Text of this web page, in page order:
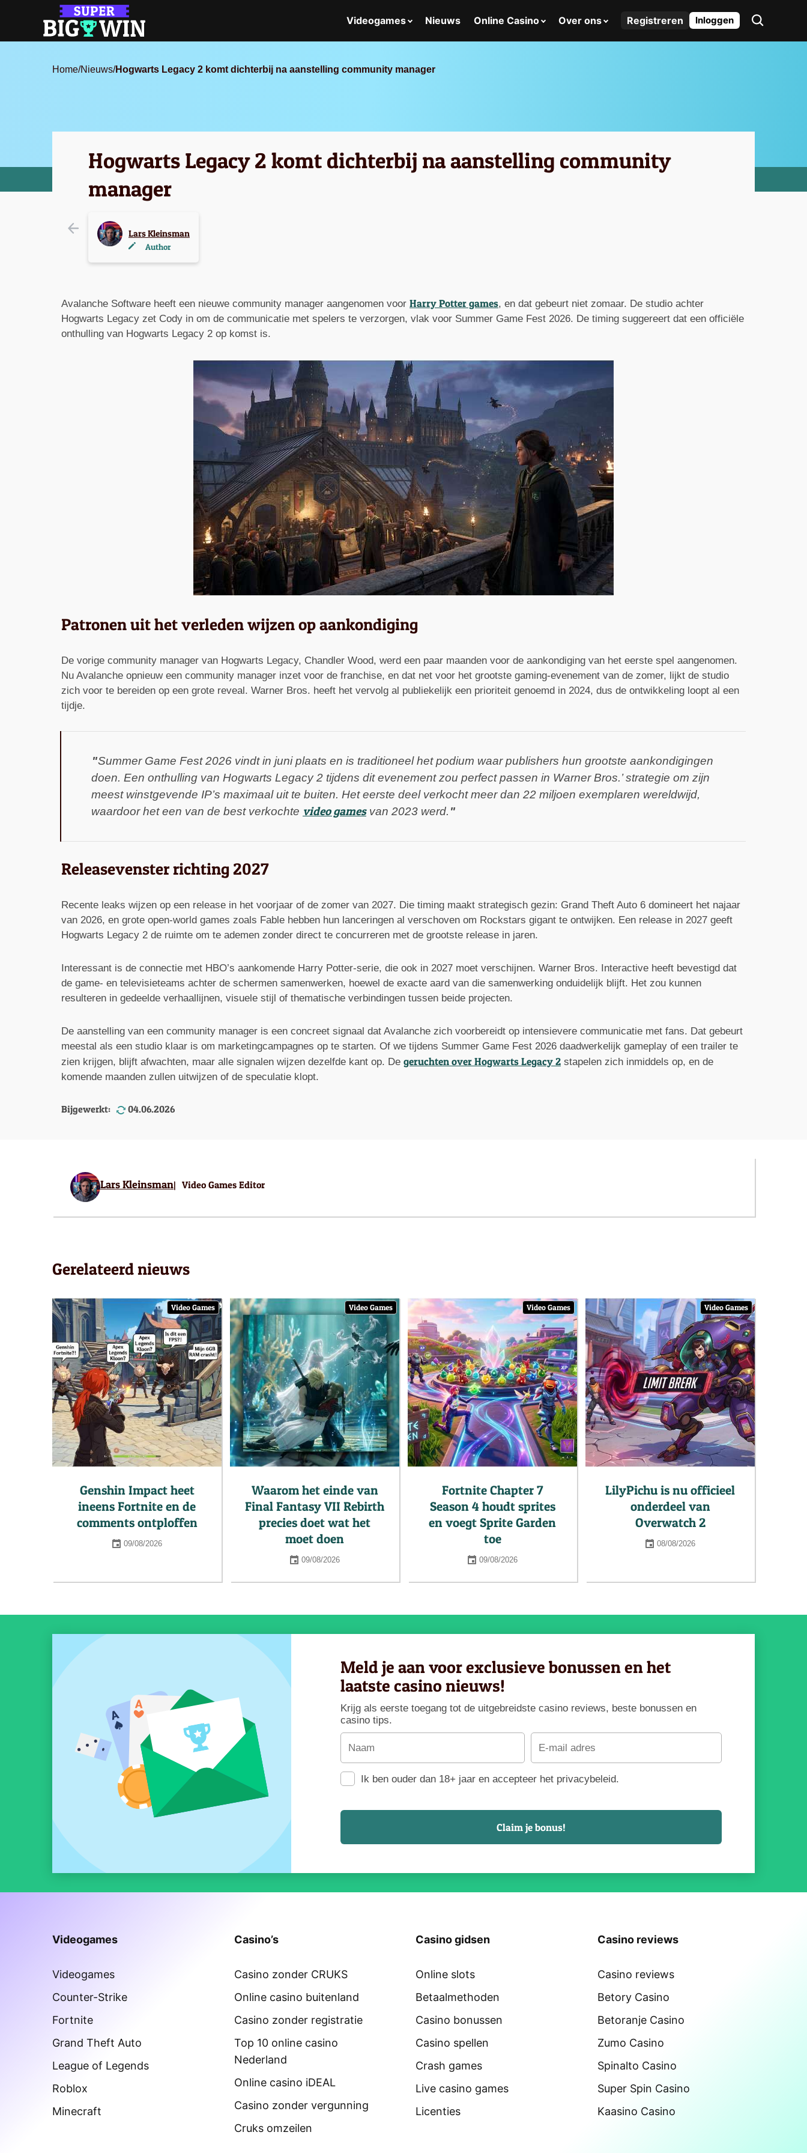
Videogames Nieuws Online Casino Over ons Registreren Inloggen
Home/Nieuws/Hogwarts Legacy 2 komt dichterbij na aanstelling community manager
Hogwarts Legacy 2 komt dichterbij na aanstelling community
manager
Lars Kleinsman
Author
Avalanche Software heeft een nieuwe community manager aangenomen voor Harry Potter games, en dat gebeurt niet zomaar. De studio achter
Hogwarts Legacy zet Cody in om de communicatie met spelers te verzorgen, vlak voor Summer Game Fest 2026. De timing suggereert dat een officiële
onthulling van Hogwarts Legacy 2 op komst is.
Patronen uit het verleden wijzen op aankondiging
De vorige community manager van Hogwarts Legacy, Chandler Wood, werd een paar maanden voor de aankondiging van het eerste spel aangenomen.
Nu Avalanche opnieuw een community manager inzet voor de franchise, en dat net voor het grootste gaming-evenement van de zomer, lijkt de studio
zich voor te bereiden op een grote reveal. Warner Bros. heeft het vervolg al publiekelijk een prioriteit genoemd in 2024, dus de ontwikkeling loopt al een
tijdje.
Summer Game Fest 2026 vindt in juni plaats en is traditioneel het podium waar publishers hun grootste aankondigingen
doen. Een onthulling van Hogwarts Legacy 2 tijdens dit evenement zou perfect passen in Warner Bros.’ strategie om zijn
meest winstgevende IP’s maximaal uit te buiten. Het eerste deel verkocht meer dan 22 miljoen exemplaren wereldwijd,
waardoor het een van de best verkochte video gamesvan 2023 werd.
Releasevenster richting 2027
Recente leaks wijzen op een release in het voorjaar of de zomer van 2027. Die timing maakt strategisch gezin: Grand Theft Auto 6 domineert het najaar
van 2026, en grote open-world games zoals Fable hebben hun lanceringen al verschoven om Rockstars gigant te ontwijken. Een release in 2027 geeft
Hogwarts Legacy 2 de ruimte om te ademen zonder direct te concurreren met de grootste release in jaren.
Interessant is de connectie met HBO’s aankomende Harry Potter-serie, die ook in 2027 moet verschijnen. Warner Bros. Interactive heeft bevestigd dat
de game- en televisieteams achter de schermen samenwerken, hoewel de exacte aard van die samenwerking onduidelijk blijft. Het zou kunnen
resulteren in gedeelde verhaallijnen, visuele stijl of thematische verbindingen tussen beide projecten.
De aanstelling van een community manager is een concreet signaal dat Avalanche zich voorbereidt op intensievere communicatie met fans. Dat gebeurt
meestal als een studio klaar is om marketingcampagnes op te starten. Of we tijdens Summer Game Fest 2026 daadwerkelijk gameplay of een trailer te
zien krijgen, blijft afwachten, maar alle signalen wijzen dezelfde kant op. De geruchten over Hogwarts Legacy 2 stapelen zich inmiddels op, en de
komende maanden zullen uitwijzen of de speculatie klopt.
Bijgewerkt: 04.06.2026
Lars Kleinsman Video Games Editor
Gerelateerd nieuws
Video Games
Genshin Impact heet
ineens Fortnite en de
comments ontploffen
09/08/2026
Video Games
Waarom het einde van
Final Fantasy VII Rebirth
precies doet wat het
moet doen
09/08/2026
Video Games
Fortnite Chapter 7
Season 4 houdt sprites
en voegt Sprite Garden
toe
09/08/2026
Video Games
LilyPichu is nu officieel
onderdeel van
Overwatch 2
08/08/2026
Meld je aan voor exclusieve bonussen en het
laatste casino nieuws!
Krijg als eerste toegang tot de uitgebreidste casino reviews, beste bonussen en
casino tips.
Ik ben ouder dan 18+ jaar en accepteer het privacybeleid.
Videogames
Videogames
Counter-Strike
Fortnite
Grand Theft Auto
League of Legends
Roblox
Minecraft
Casino’s
Casino zonder CRUKS
Online casino buitenland
Casino zonder registratie
Top 10 online casino
Nederland
Online casino iDEAL
Casino zonder vergunning
Cruks omzeilen
Casino gidsen
Online slots
Betaalmethoden
Casino bonussen
Casino spellen
Crash games
Live casino games
Licenties
Casino reviews
Casino reviews
Betory Casino
Betoranje Casino
Zumo Casino
Spinalto Casino
Super Spin Casino
Kaasino Casino